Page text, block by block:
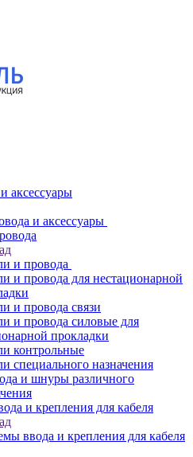
аксессуары
и аксессуары
и провода
и провода для нестационарной
и провода связи
и провода силовые для
прокладки
контрольные
специального назначения
и шнуры различного
и крепления для кабеля
ввода и крепления для кабеля